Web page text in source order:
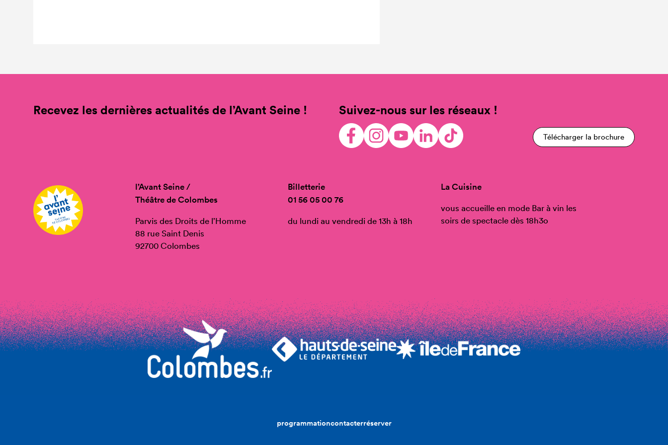
Recevez les dernières actualités de l’Avant Seine ! Suivez-nous sur les réseaux !
Télécharger la brochure
l’Avant Seine /
Théâtre de Colombes
Parvis des Droits de l’Homme
88 rue Saint Denis
92700 Colombes
Billetterie
01 56 05 00 76
du lundi au vendredi de 13h à 18h
La Cuisine
vous accueille en mode Bar à vin les
soirs de spectacle dès 18h3o
programmationcontacterréserver